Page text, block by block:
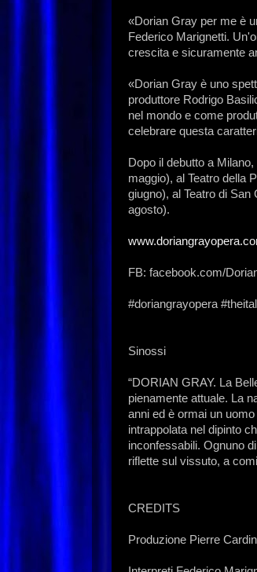
«Dorian Gray per me è
Federico Marignetti.
crescita e sicuramente
«Dorian Gray è uno
produttore Rodrigo
nel mondo e come
celebrare questa
Dopo il debutto a
maggio), al Teatro della
giugno), al Teatro di San
agosto).
FB: facebook.com/
#doriangrayopera
Sinossi
“DORIAN GRAY. La
pienamente attuale. La
anni ed è ormai un
intrappolata nel dipinto
inconfessabili. Ognuno
riflette sul vissuto, a
CREDITS
Produzione Pierre Cardin